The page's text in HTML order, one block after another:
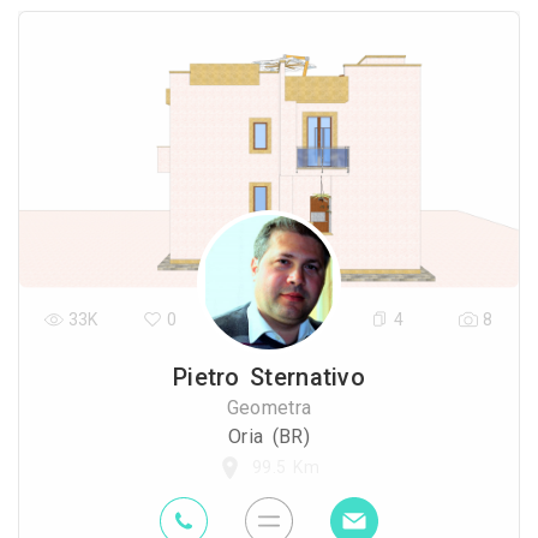
Pietro Sternativo
Geometra
Oria (BR)
33K 0 4 8